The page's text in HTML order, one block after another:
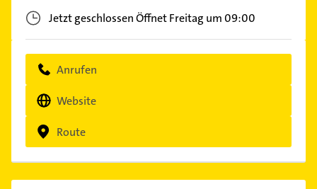
Jetzt geschlossenÖffnet Freitag um 09:00
Anrufen
Website
Route